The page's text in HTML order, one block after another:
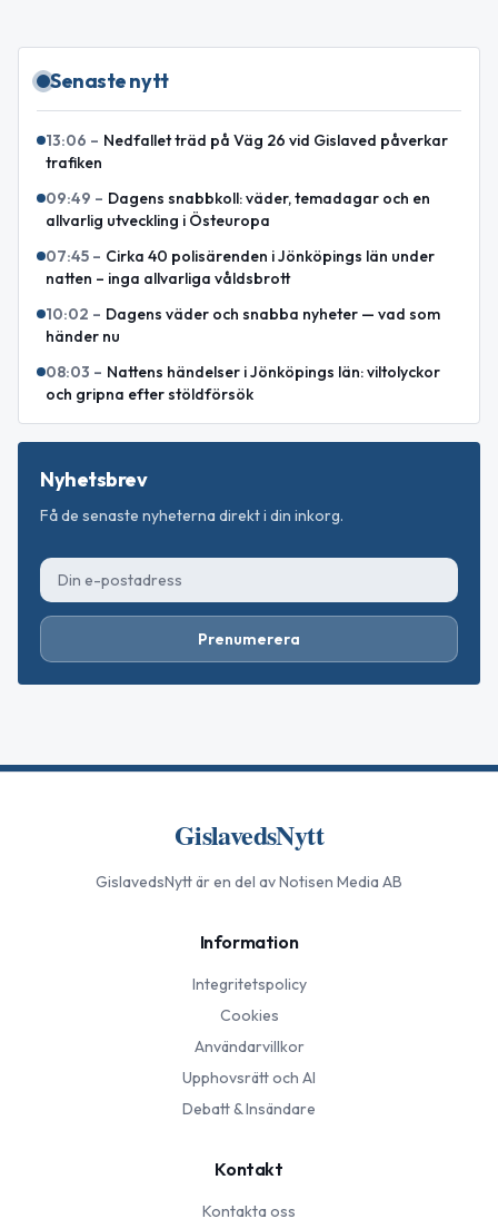
Senaste nytt
13:06 – Nedfallet träd på Väg 26 vid Gislaved påverkar
trafiken
09:49 – Dagens snabbkoll: väder, temadagar och en
allvarlig utveckling i Östeuropa
07:45 – Cirka 40 polisärenden i Jönköpings län under
natten – inga allvarliga våldsbrott
10:02 – Dagens väder och snabba nyheter — vad som
händer nu
08:03 – Nattens händelser i Jönköpings län: viltolyckor
och gripna efter stöldförsök
Nyhetsbrev
Få de senaste nyheterna direkt i din inkorg.
Prenumerera
GislavedsNytt
GislavedsNyttär en del av Notisen Media AB
Information
Integritetspolicy
Cookies
Användarvillkor
Upphovsrätt och AI
Debatt & Insändare
Kontakt
Kontakta oss